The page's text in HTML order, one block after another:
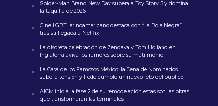
Spider-Man Brand New Day supera a Toy Story 5 y domina
la taquilla de 2026
Cine LGBT latinoamericano destaca con “La Bola Negra”
tras su llegada a Netflix
La discreta celebración de Zendaya y Tom Holland en
Inglaterra aviva los rumores sobre su matrimonio
La Casa de los Famosos México: la Cena de Nominados
sube la tensión y Fede cumple un nuevo reto del público
AICM inicia la fase 2 de su remodelación estas son las obras
que transformarán las terminales